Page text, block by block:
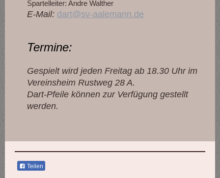
Spartelleiter: Andre Walther
E-Mail: dart@sv-aalemann.de
Termine:
Gespielt wird jeden Freitag ab 18.30 Uhr im
Vereinsheim Rustweg 28 A.
Dart-Pfeile können zur Verfügung gestellt
werden.
Teilen